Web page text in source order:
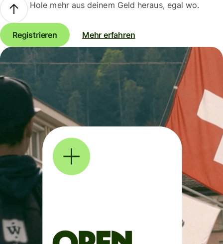
Hole mehr aus deinem Geld heraus, egal wo.
Registrieren Mehr erfahren